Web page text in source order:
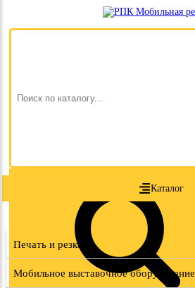
Каталог
Печать и резка
Мобильное выставочное оборудование